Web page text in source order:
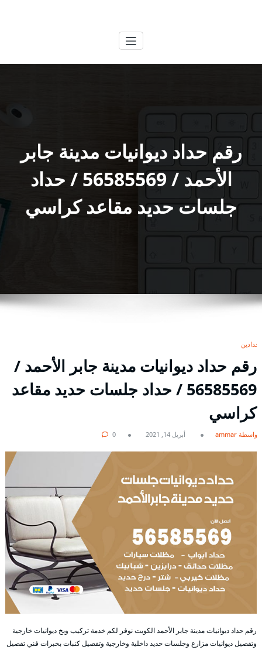
رقم حداد ديوانيات مدينة جابر
الأحمد / 56585569 / حداد
جلسات حديد مقاعد كراسي
حدادين
رقم حداد ديوانيات مدينة جابر الأحمد /
56585569 / حداد جلسات حديد مقاعد
كراسي
بواسطة ammar أبريل 14, 2021 0
رقم حداد ديوانيات مدينة جابر الأحمد الكويت نوفر لكم خدمة تركيب وبخ ديوانيات خارجية
وتفصيل ديوانيات مزارع وجلسات حديد داخلية وخارجية وتفصيل كنبات بخبرات فني تفصيل